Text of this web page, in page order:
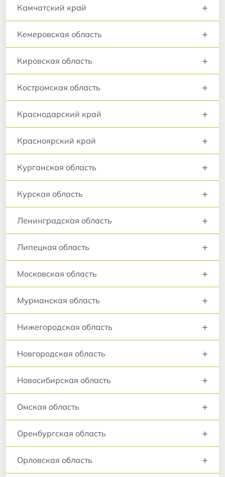
Камчатский край +
Кемеровская область +
Кировская область +
Костромская область +
Краснодарский край +
Красноярский край +
Курганская область +
Курская область +
Ленинградская область +
Липецкая область +
Московская область +
Мурманская область +
Нижегородская область +
Новгородская область +
Новосибирская область +
Омская область +
Оренбургская область +
Орловская область +